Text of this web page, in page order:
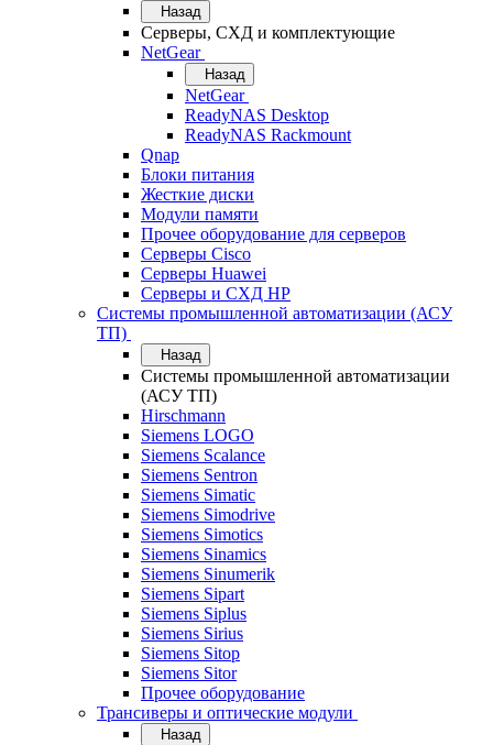
Назад
Серверы, СХД и комплектующие
NetGear
Назад
NetGear
ReadyNAS Desktop
ReadyNAS Rackmount
Qnap
Блоки питания
Жесткие диски
Модули памяти
Прочее оборудование для серверов
Серверы Cisco
Серверы Huawei
Серверы и СХД HP
Системы промышленной автоматизации (АСУ
ТП)
Назад
Системы промышленной автоматизации
(АСУ ТП)
Hirschmann
Siemens LOGO
Siemens Scalance
Siemens Sentron
Siemens Simatic
Siemens Simodrive
Siemens Simotics
Siemens Sinamics
Siemens Sinumerik
Siemens Sipart
Siemens Siplus
Siemens Sirius
Siemens Sitop
Siemens Sitor
Прочее оборудование
Трансиверы и оптические модули
Назад